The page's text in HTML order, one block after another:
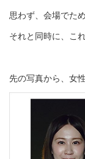
思わず、会場でた
それと同時に、こ
先の写真から、女